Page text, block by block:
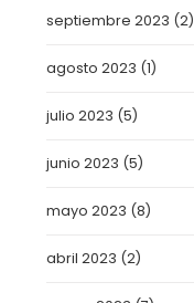
septiembre 2023 (2)
agosto 2023 (1)
julio 2023 (5)
junio 2023 (5)
mayo 2023 (8)
abril 2023 (2)